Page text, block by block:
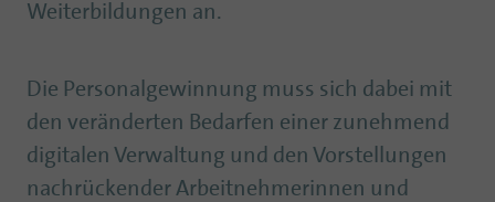
Weiterbildungen an.
Die Personalgewinnung muss sich dabei mit
den veränderten Bedarfen einer zunehmend
digitalen Verwaltung und den Vorstellungen
nachrückender Arbeitnehmerinnen und